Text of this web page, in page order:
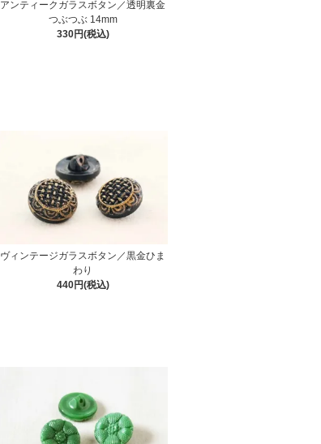
アンティークガラスボタン／透明裏金
つぶつぶ 14mm
330円(税込)
ヴィンテージガラスボタン／黒金ひま
わり
440円(税込)